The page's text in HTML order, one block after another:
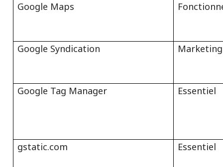
Google Maps
Google Syndication Marketing
Google Tag Manager Essentiel
gstatic.com Essentiel